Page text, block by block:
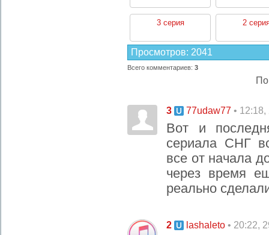
3 серия 2
Просмотров: 2041
Всего комментариев: 3
3 77udaw77 •
Вот и
сериала СНГ
все от начала
через время
реально
2 lashaleto • 20:22,